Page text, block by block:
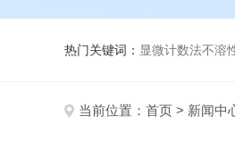
热门关键词： 显微计数法不溶性微粒仪
当前位置： 首页 > 新闻中